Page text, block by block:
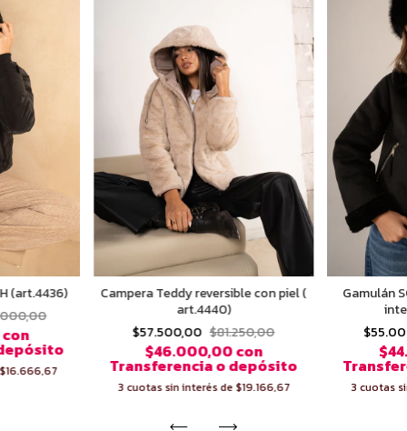
(art.4436)
con
$16.666,67
Campera Teddy reversible con piel (
art.4440)
$57.500,00 $81.250,00
$46.000,00con
Transferencia o depósito
3 cuotas sin interés de$19.166,67
Gamulán
3 cuotas